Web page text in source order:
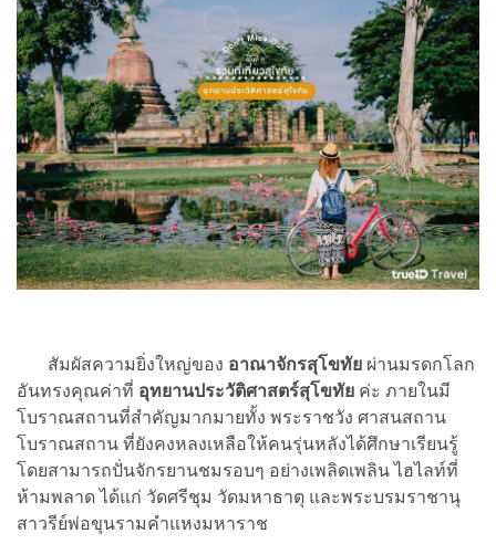
สัมผัสความยิ่งใหญ่ของ อาณาจักรสุโขทัย ผ่านมรดกโลก
อันทรงคุณค่าที่ อุทยานประวัติศาสตร์สุโขทัย ค่ะ ภายในมี
โบราณสถานที่สำคัญมากมายทั้ง พระราชวัง ศาสนสถาน
โบราณสถาน ที่ยังคงหลงเหลือให้คนรุ่นหลังได้ศึกษาเรียนรู้
โดยสามารถปั่นจักรยานชมรอบๆ อย่างเพลิดเพลิน ไฮไลท์ที่
ห้ามพลาด ได้แก่ วัดศรีชุม วัดมหาธาตุ และพระบรมราชานุ
สาวรีย์พ่อขุนรามคำแหงมหาราช